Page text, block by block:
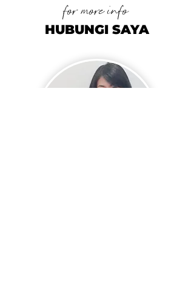
HUBUNGI SAYA
for more info